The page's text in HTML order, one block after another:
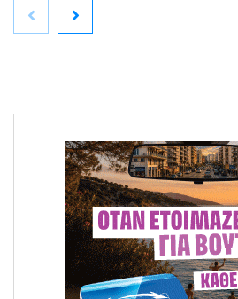
Πέθανε σε ηλικία 70 ετών ο
Περιβάλλοντος Νίκος Ταγαράς